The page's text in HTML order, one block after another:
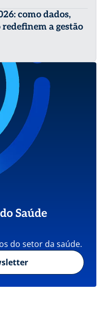
como dados,
a gestão
Saúde
do setor da saúde.